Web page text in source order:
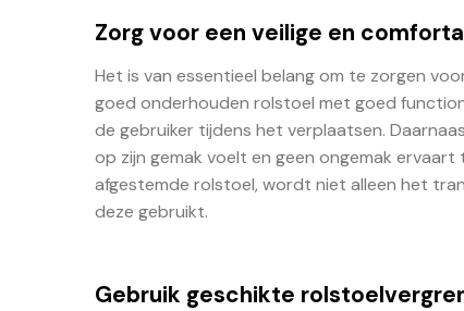
Zorg voor een veilige en
Het is van essentieel belang om te zorgen
goed onderhouden rolstoel met goed
de gebruiker tijdens het verplaatsen.
op zijn gemak voelt en geen ongemak
afgestemde rolstoel, wordt niet alleen het
deze gebruikt.
Gebruik geschikte